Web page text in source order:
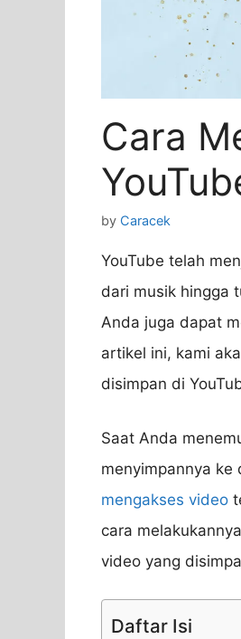
Cara
by Caracek
YouTube telah
dari musik hingga
Anda juga dapat
artikel ini, kami
disimpan di
Saat Anda
menyimpannya ke
mengakses video
cara
video yang
Daftar Isi